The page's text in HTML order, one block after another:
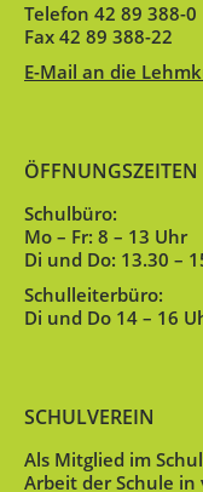
Telefon 42 89 388-0
Fax 42 89 388-22
E-Mail an die
ÖFFNUNGSZEITEN
Schulbüro:
Mo – Fr: 8 – 13 Uhr
Di und Do: 13.30 –
Schulleiterbüro:
Di und Do 14 – 16
SCHULVEREIN
Als Mitglied im
Arbeit der Schule